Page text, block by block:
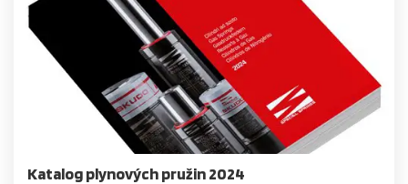
Katalog plynových pružin 2024